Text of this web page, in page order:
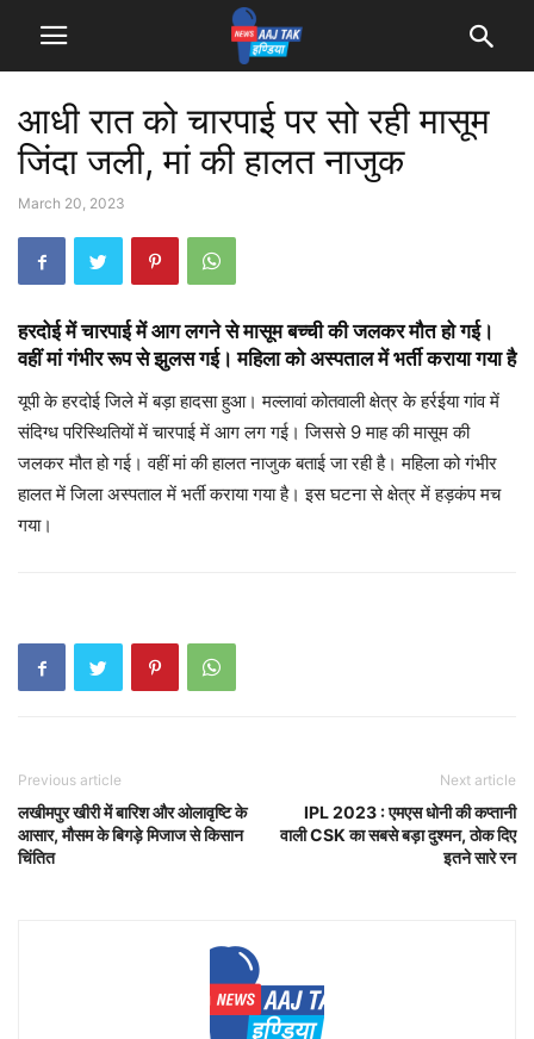
आधी रात को चारपाई पर सो रही मासूम
जिंदा जली, मां की हालत नाजुक
March 20, 2023
हरदोई में चारपाई में आग लगने से मासूम बच्ची की जलकर मौत हो गई।
वहीं मां गंभीर रूप से झुलस गई। महिला को अस्पताल में भर्ती कराया गया है
यूपी के हरदोई जिले में बड़ा हादसा हुआ। मल्लावां कोतवाली क्षेत्र के हर्रईया गांव में
संदिग्ध परिस्थितियों में चारपाई में आग लग गई। जिससे 9 माह की मासूम की
जलकर मौत हो गई। वहीं मां की हालत नाजुक बताई जा रही है। महिला को गंभीर
हालत में जिला अस्पताल में भर्ती कराया गया है। इस घटना से क्षेत्र में हड़कंप मच
गया।
Previous article
लखीमपुर खीरी में बारिश और ओलावृष्टि के
आसार, मौसम के बिगड़े मिजाज से किसान
चिंतित
Next article
IPL 2023 : एमएस धोनी की कप्तानी
वाली CSK का सबसे बड़ा दुश्मन, ठोक दिए
इतने सारे रन